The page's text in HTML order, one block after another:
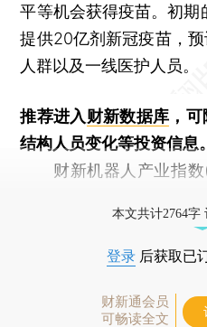
平等机会获得疫苗。初
提供20亿剂新冠疫苗，
人群以及一线医护人员。
推荐进入财新数据库 ，
结构人员变化等投资信息。
财新机器人产业指数
本文共计2764字
登录 后获取已
财新通会员
可畅读全文